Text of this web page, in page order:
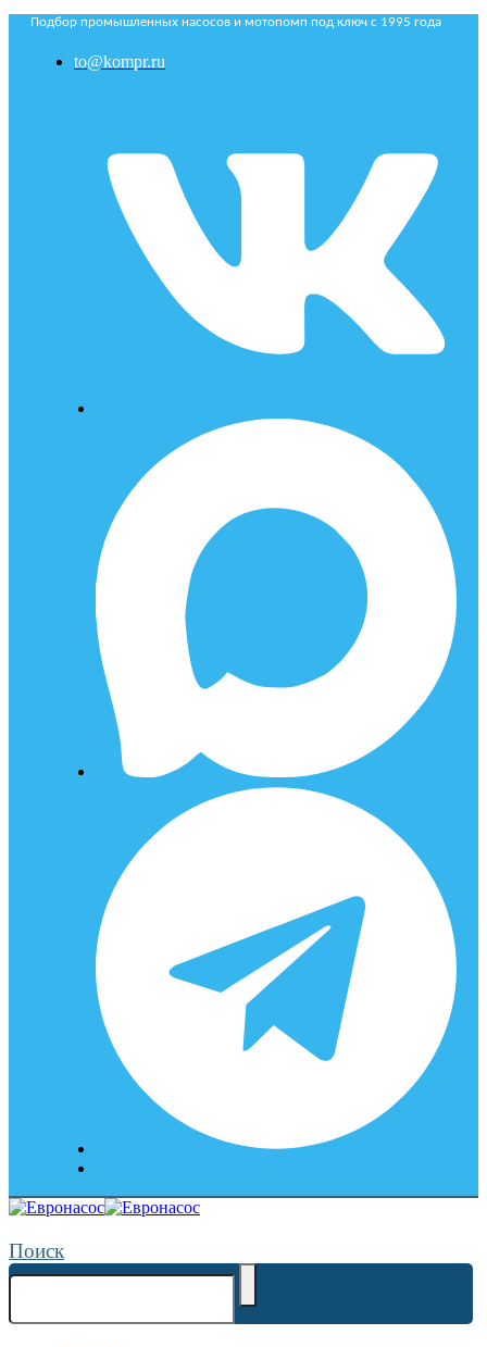
Подбор промышленных насосов и мотопомп под ключ с 1995 года
to@kompr.ru
Поиск